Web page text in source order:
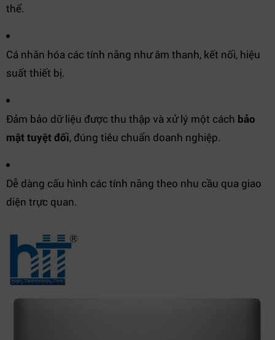
thể.
Cá nhân hóa các tính năng như âm thanh, kết nối, hiệu
suất thiết bị.
Đảm bảo dữ liệu được thu thập và xử lý một cách bảo
mật tuyệt đối, đúng tiêu chuẩn doanh nghiệp.
Dễ dàng cấu hình các tính năng theo nhu cầu qua giao
diện trực quan.